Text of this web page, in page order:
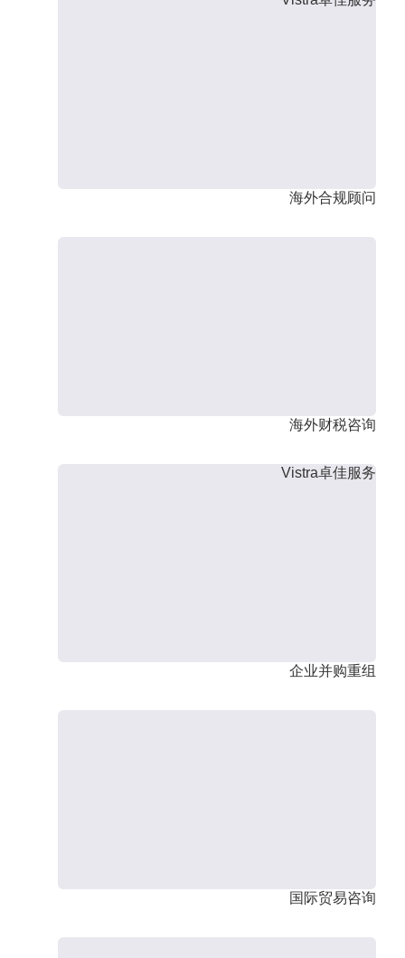
海外合规顾问
海外财税咨询
Vistra卓佳服务
企业并购重组
国际贸易咨询